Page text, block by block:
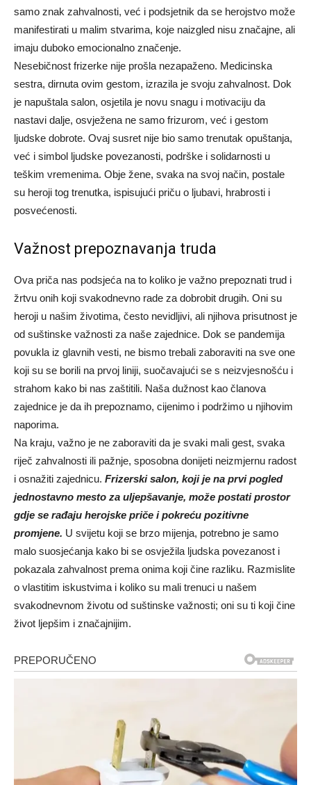
samo znak zahvalnosti, već i podsjetnik da se herojstvo može
manifestirati u malim stvarima, koje naizgled nisu značajne, ali
imaju duboko emocionalno značenje.
Nesebičnost frizerke nije prošla nezapaženo. Medicinska
sestra, dirnuta ovim gestom, izrazila je svoju zahvalnost. Dok
je napuštala salon, osjetila je novu snagu i motivaciju da
nastavi dalje, osvježena ne samo frizurom, već i gestom
ljudske dobrote. Ovaj susret nije bio samo trenutak opuštanja,
već i simbol ljudske povezanosti, podrške i solidarnosti u
teškim vremenima. Obje žene, svaka na svoj način, postale
su heroji tog trenutka, ispisujući priču o ljubavi, hrabrosti i
posvećenosti.
Važnost prepoznavanja truda
Ova priča nas podsjeća na to koliko je važno prepoznati trud i
žrtvu onih koji svakodnevno rade za dobrobit drugih. Oni su
heroji u našim životima, često nevidljivi, ali njihova prisutnost je
od suštinske važnosti za naše zajednice. Dok se pandemija
povukla iz glavnih vesti, ne bismo trebali zaboraviti na sve one
koji su se borili na prvoj liniji, suočavajući se s neizvjesnošću i
strahom kako bi nas zaštitili. Naša dužnost kao članova
zajednice je da ih prepoznamo, cijenimo i podržimo u njihovim
naporima.
Na kraju, važno je ne zaboraviti da je svaki mali gest, svaka
riječ zahvalnosti ili pažnje, sposobna donijeti neizmjernu radost
i osnažiti zajednicu. Frizerski salon, koji je na prvi pogled
jednostavno mesto za uljepšavanje, može postati prostor
gdje se rađaju herojske priče i pokreću pozitivne
promjene. U svijetu koji se brzo mijenja, potrebno je samo
malo suosjećanja kako bi se osvježila ljudska povezanost i
pokazala zahvalnost prema onima koji čine razliku. Razmislite
o vlastitim iskustvima i koliko su mali trenuci u našem
svakodnevnom životu od suštinske važnosti; oni su ti koji čine
život ljepšim i značajnijim.